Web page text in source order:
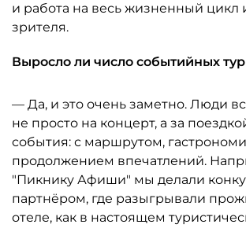
и работа на весь жизненный цикл
зрителя.
Выросло ли число событийных
— Да, и это очень заметно. Люди
не просто на концерт, а за
события: с маршрутом,
продолжением впечатлений.
"Пикнику Афиши" мы делали
партнёром, где разыгрывали
отеле, как в настоящем